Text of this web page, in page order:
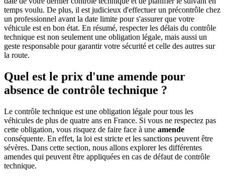
temps voulu. De plus, il est judicieux d'effectuer un précontrôle chez
un professionnel avant la date limite pour s'assurer que votre
véhicule est en bon état. En résumé, respecter les délais du contrôle
technique est non seulement une obligation légale, mais aussi un
geste responsable pour garantir votre sécurité et celle des autres sur
la route.
Quel est le prix d'une amende pour
absence de contrôle technique ?
Le contrôle technique est une obligation légale pour tous les
véhicules de plus de quatre ans en France. Si vous ne respectez pas
cette obligation, vous risquez de faire face à une amende
conséquente. En effet, la loi est stricte et les sanctions peuvent être
sévères. Dans cette section, nous allons explorer les différentes
amendes qui peuvent être appliquées en cas de défaut de contrôle
technique.